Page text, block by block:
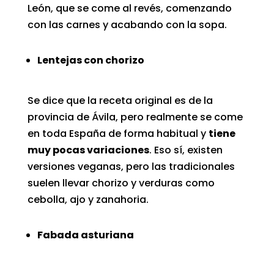
León, que se come al revés, comenzando
con las carnes y acabando con la sopa.
Lentejas con chorizo
Se dice que la receta original es de la
provincia de Ávila, pero realmente se come
en toda España de forma habitual y tiene
muy pocas variaciones. Eso sí, existen
versiones veganas, pero las tradicionales
suelen llevar chorizo y verduras como
cebolla, ajo y zanahoria.
Fabada asturiana